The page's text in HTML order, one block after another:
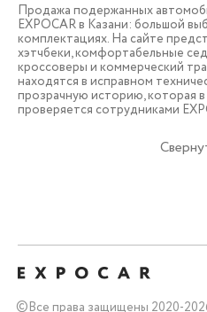
Продажа подержанных
EXPOCAR в Казани: большой
комплектациях. На сайте
хэтчбеки, комфортабельные
кроссоверы и коммерческий
находятся в исправном
прозрачную историю, которая
проверяется сотрудниками
©Все права защищены 2020-